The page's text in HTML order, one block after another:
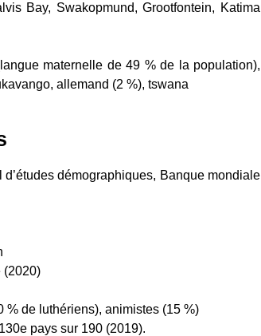
Bay, Swakopmund, Grootfontein, Katima
maternelle de 49 % de la population),
allemand (2 %), tswana
démographiques, Banque mondiale
(2020)
% de luthériens), animistes (15 %)
pays sur 190 (2019).